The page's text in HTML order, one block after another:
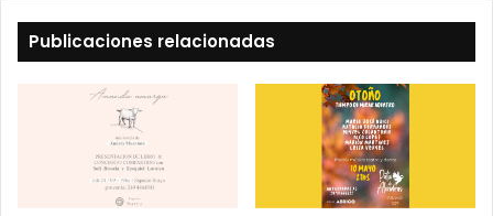
Publicaciones relacionadas